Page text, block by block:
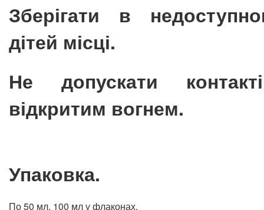
Зберігати в
дітей місці.
Не допускати
відкритим вогнем.
Упаковка.
По 50 мл, 100 мл у флаконах.